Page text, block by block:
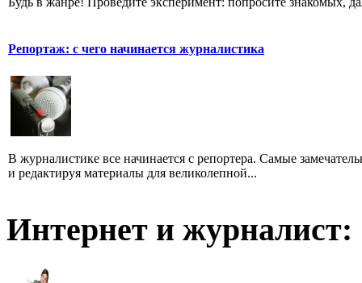
Репортаж: с чего начинается журналистика
В журналистике все начинается с репортера. Самые
и редактируя материалы для великолепной...
Интернет и журналист: